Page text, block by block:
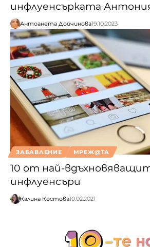
инфлуенсърката
Антоанета Дойчинова19.10.2023
ЗАБАВЛЕНИЕ МРЕЖ@ТА
10 от най-
инфлуенсъри
Калина Костова10.02.2021